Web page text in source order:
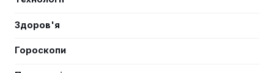
Здоров'я
Гороскопи